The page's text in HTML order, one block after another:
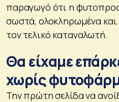
παραγωγό ότι η
σωστά, ολοκληρωμένα
τον τελικό καταναλωτή.
Θα είχαμε
χωρίς
Την πρώτη σελίδα να